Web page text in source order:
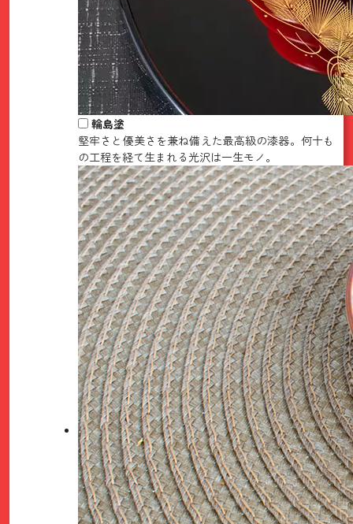
輪島塗
堅牢さと優美さを兼ね備えた最高級の漆器。何十も
の工程を経て生まれる光沢は一生モノ。